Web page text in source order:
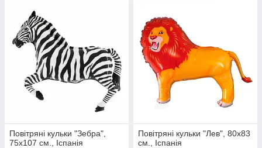
Повітряні кульки "Зебра",
75х107 см., Іспанія
Повітряні кульки "Лев", 80х83
см., Іспанія